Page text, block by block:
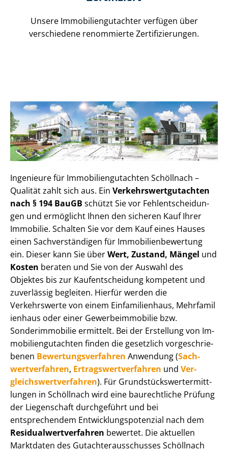
Unsere Immobilien­gutachter verfügen über
verschiedene renommierte Zer­ti­fi­zie­run­gen.
Ingenieure für Im­mo­bi­li­en­gut­ach­ten Schöllnach –
Qualität zahlt sich aus. Ein Ver­kehrs­wert­gut­ach­ten
nach § 194 BauGB schützt Sie vor Fehl­ent­schei­dun­
gen und ermöglicht Ihnen den sicheren Kauf Ihrer
Immobilie. Schalten Sie vor dem Kauf eines Hauses
einen Sach­ver­stän­di­gen für Im­mo­bi­li­en­be­wer­tung
ein. Dieser kann Sie überWert, Zustand, Mängel und
Kosten beraten und Sie von der Auswahl des
Objektes bis zur Kauf­ent­schei­dung kompetent und
zuverlässig begleiten. Hierfür werden die
Verkehrswerte von einem Einfamilienhaus, Mehr­fa­mi­l
i­en­haus oder einer Ge­wer­be­im­mo­bi­lie bzw.
Sonderimmobilie ermittelt. Bei der Erstellung von Im­
mo­bi­li­en­gut­ach­ten finden die gesetzlich vor­ge­schrie­
be­nen Be­wer­tungs­ver­fah­ren Anwendung (Sach­
wert­ver­fah­ren, Er­trags­wert­ver­fah­ren und Ver­
gleichs­wert­ver­fah­ren). Für Grund­stücks­wert­ermitt­
lun­gen in Schöllnach wird eine baurechtliche Prüfung
der Liegenschaft durchgeführt und bei
entsprechendem Ent­wick­lungs­po­ten­zi­al nach dem
Re­si­du­al­wert­ver­fah­ren bewertet. Die aktuellen
Marktdaten des Gut­ach­ter­aus­schus­ses Schöllnach